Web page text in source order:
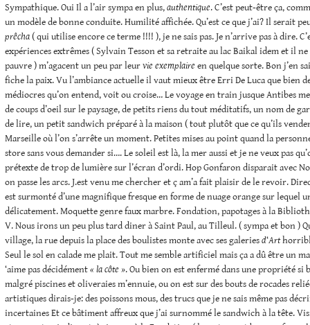
Sympathique. Oui Il a l’air sympa en plus,authentique. C’est peut-être ça,
un modèle de bonne conduite. Humilité affichée. Qu’est ce que j’ai? Il serait
prêcha( qui utilise encore ce terme !!!! ), je ne sais pas. Je n’arrive pas à dire.
expériences extrêmes ( Sylvain Tesson et sa retraite au lac Baikal idem et il
pauvre ) m’agacent un peu par leurvie exemplaire en quelque sorte. Bon j’en
fiche la paix. Vu l’ambiance actuelle il vaut mieux être Erri De Luca que bien
médiocres qu’on entend, voit ou croise… Le voyage en train jusque Antibes
de coups d’oeil sur le paysage, de petits riens du tout méditatifs, un nom de
de lire, un petit sandwich préparé à la maison ( tout plutôt que ce qu’ils
Marseille où l’on s’arrête un moment. Petites mises au point quand la
store sans vous demander si…. Le soleil est là, la mer aussi et je ne veux pas
prétexte de trop de lumière sur l’écran d’ordi. Hop Gonfaron disparait avec
on passe les arcs. J.est venu me chercher et ç am’a fait plaisir de le revoir.
est surmonté d’une magnifique fresque en forme de nuage orange sur lequel
délicatement. Moquette genre faux marbre. Fondation, papotages à la
V. Nous irons un peu plus tard diner à Saint Paul, au Tilleul. ( sympa et bon )
village, la rue depuis la place des boulistes monte avec ses galeriesd‘Art
Seul le sol en calade me plait. Tout me semble artificiel mais ça a dû être un
‘aime pas décidément« la côte ». Ou bien on est enfermé dans une propriété si
malgré piscines et oliveraies m’ennuie, ou on est sur des bouts de rocades
artistiques dirais-je: des poissons mous, des trucs que je ne sais même pas
incertaines Et ce bâtiment affreux que j’ai surnommé le sandwich à la tête.